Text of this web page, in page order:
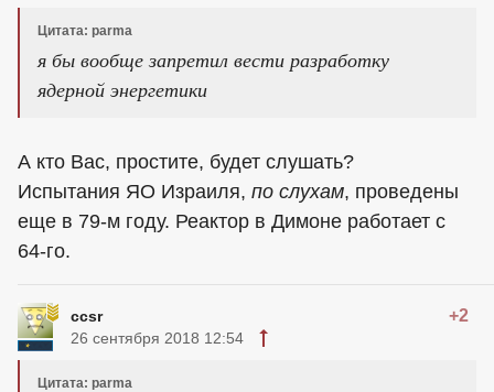
Цитата: parma
я бы вообще запретил вести разработку
ядерной энергетики
А кто Вас, простите, будет слушать?
Испытания ЯО Израиля, по слухам, проведены
еще в 79-м году. Реактор в Димоне работает с
64-го.
ccsr +2
26 сентября 2018 12:54
Цитата: parma